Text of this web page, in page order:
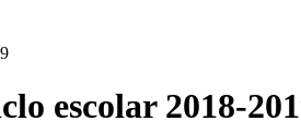
escolar 2018-